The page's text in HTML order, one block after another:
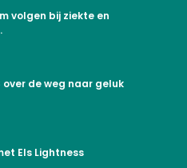
volgen bij ziekte en
over de weg naar geluk
Els Lightness